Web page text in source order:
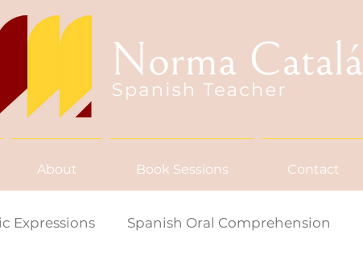
About Book Sessions Contact
Expressions Spanish Oral Comprehension